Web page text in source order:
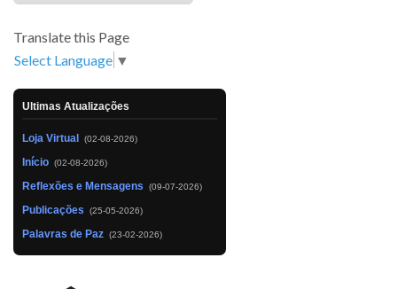
Translate this Page
Select Language ▼
Ultimas Atualizações
Loja Virtual (02-08-2026)
Início (02-08-2026)
Reflexões e Mensagens (09-07-2026)
Publicações (25-05-2026)
Palavras de Paz (23-02-2026)